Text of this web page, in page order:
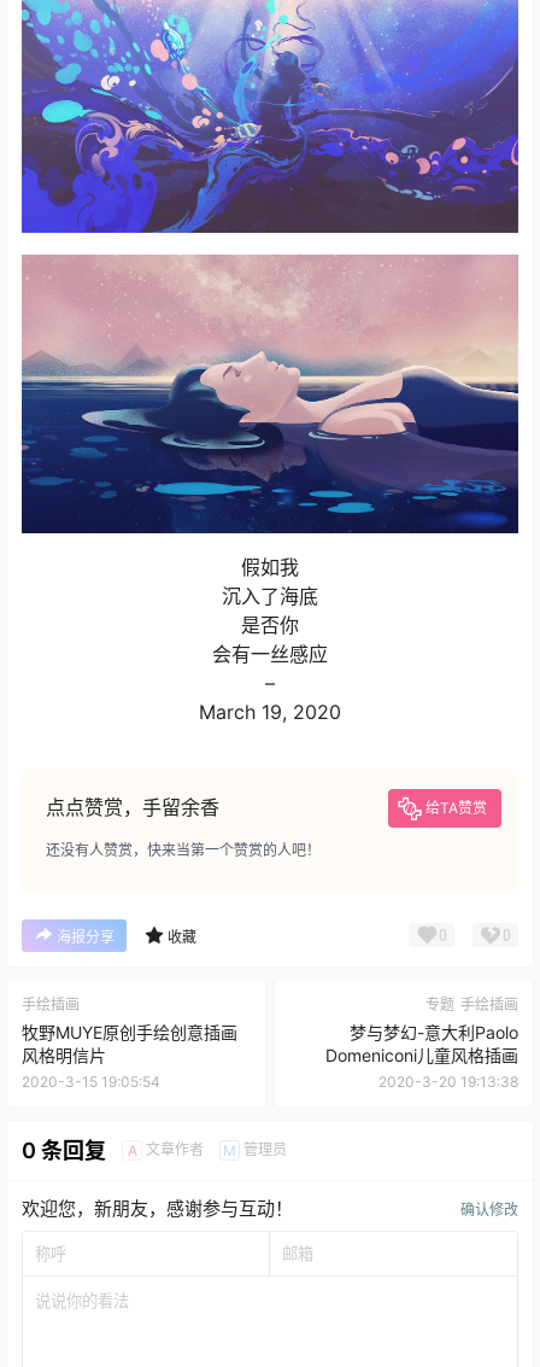
假如我
沉入了海底
是否你
会有一丝感应
–
March 19, 2020
点点赞赏，手留余香 给TA赞赏
还没有人赞赏，快来当第一个赞赏的人吧！
海报分享 收藏 0 0
手绘插画
牧野MUYE原创手绘创意插画
风格明信片
2020-3-15 19:05:54
专题 手绘插画
梦与梦幻-意大利Paolo
Domeniconi儿童风格插画
2020-3-20 19:13:38
0 条回复 A 文章作者 M 管理员
欢迎您，新朋友，感谢参与互动！ 确认修改